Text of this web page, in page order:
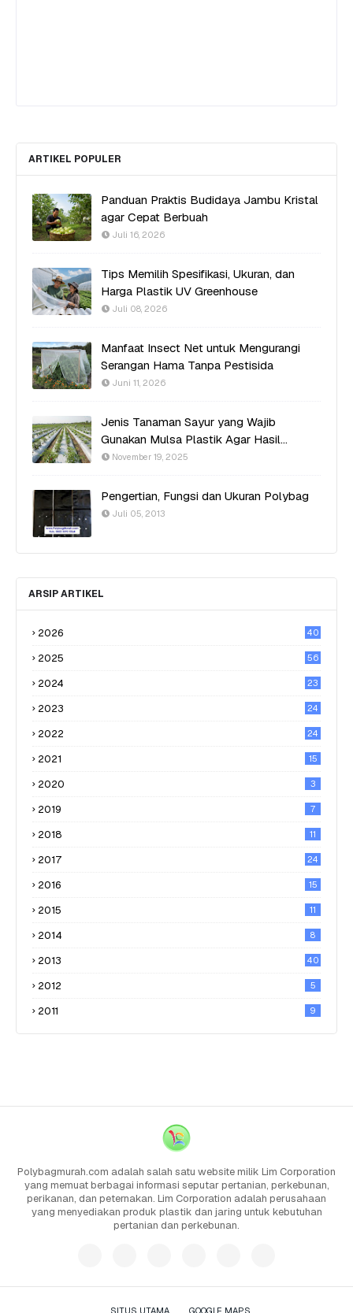
ARTIKEL POPULER
Panduan Praktis Budidaya Jambu Kristal
agar Cepat Berbuah
Juli 16, 2026
Tips Memilih Spesifikasi, Ukuran, dan
Harga Plastik UV Greenhouse
Juli 08, 2026
Manfaat Insect Net untuk Mengurangi
Serangan Hama Tanpa Pestisida
Juni 11, 2026
Jenis Tanaman Sayur yang Wajib
Gunakan Mulsa Plastik Agar Hasil
Optimal
November 19, 2025
Pengertian, Fungsi dan Ukuran Polybag
Juli 05, 2013
ARSIP ARTIKEL
2026 40
2025 56
2024 23
2023 24
2022 24
2021 15
2020 3
2019 7
2018 11
2017 24
2016 15
2015 11
2014 8
2013 40
2012 5
2011 9
Polybagmurah.com adalah salah satu website milik Lim Corporation
yang memuat berbagai informasi seputar pertanian, perkebunan,
perikanan, dan peternakan. Lim Corporation adalah perusahaan
yang menyediakan produk plastik dan jaring untuk kebutuhan
pertanian dan perkebunan.
SITUS UTAMA GOOGLE MAPS